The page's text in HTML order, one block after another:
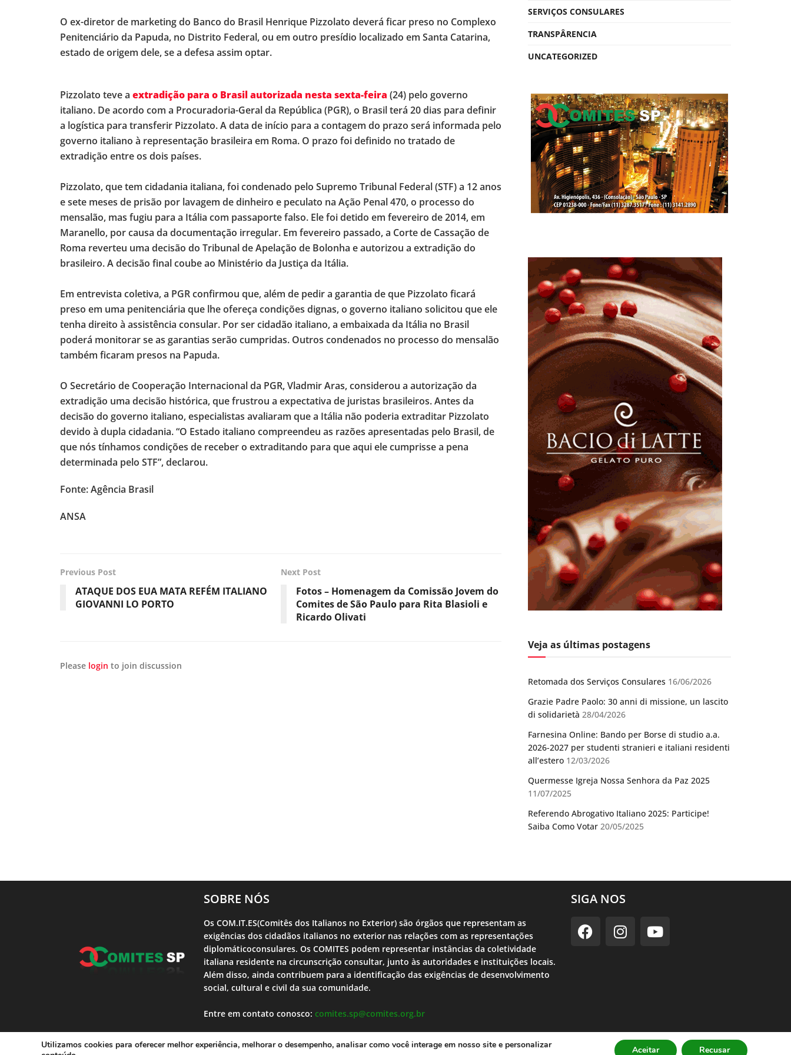
O ex-diretor de marketing do Banco do Brasil Henrique Pizzolato deverá ficar preso no Complexo
Penitenciário da Papuda, no Distrito Federal, ou em outro presídio localizado em Santa Catarina,
estado de origem dele, se a defesa assim optar.
Pizzolato teve a extradição para o Brasil autorizada nesta sexta-feira (24) pelo governo
italiano. De acordo com a Procuradoria-Geral da República (PGR), o Brasil terá 20 dias para definir
a logística para transferir Pizzolato. A data de início para a contagem do prazo será informada pelo
governo italiano à representação brasileira em Roma. O prazo foi definido no tratado de
extradição entre os dois países.
Pizzolato, que tem cidadania italiana, foi condenado pelo Supremo Tribunal Federal (STF) a 12 anos
e sete meses de prisão por lavagem de dinheiro e peculato na Ação Penal 470, o processo do
mensalão, mas fugiu para a Itália com passaporte falso. Ele foi detido em fevereiro de 2014, em
Maranello, por causa da documentação irregular. Em fevereiro passado, a Corte de Cassação de
Roma reverteu uma decisão do Tribunal de Apelação de Bolonha e autorizou a extradição do
brasileiro. A decisão final coube ao Ministério da Justiça da Itália.
Em entrevista coletiva, a PGR confirmou que, além de pedir a garantia de que Pizzolato ficará
preso em uma penitenciária que lhe ofereça condições dignas, o governo italiano solicitou que ele
tenha direito à assistência consular. Por ser cidadão italiano, a embaixada da Itália no Brasil
poderá monitorar se as garantias serão cumpridas. Outros condenados no processo do mensalão
também ficaram presos na Papuda.
O Secretário de Cooperação Internacional da PGR, Vladmir Aras, considerou a autorização da
extradição uma decisão histórica, que frustrou a expectativa de juristas brasileiros. Antes da
decisão do governo italiano, especialistas avaliaram que a Itália não poderia extraditar Pizzolato
devido à dupla cidadania. “O Estado italiano compreendeu as razões apresentadas pelo Brasil, de
que nós tínhamos condições de receber o extraditando para que aqui ele cumprisse a pena
determinada pelo STF”, declarou.
Fonte: Agência Brasil
ANSA
Previous Post
ATAQUE DOS EUA MATA REFÉM ITALIANO
GIOVANNI LO PORTO
Next Post
Fotos – Homenagem da Comissão Jovem do
Comites de São Paulo para Rita Blasioli e
Ricardo Olivati
Please login to join discussion
SERVIÇOS CONSULARES
TRANSPÂRENCIA
UNCATEGORIZED
Veja as últimas postagens
Retomada dos Serviços Consulares 16/06/2026
Grazie Padre Paolo: 30 anni di missione, un lascito
di solidarietà 28/04/2026
Farnesina Online: Bando per Borse di studio a.a.
2026-2027 per studenti stranieri e italiani residenti
all’estero 12/03/2026
Quermesse Igreja Nossa Senhora da Paz 2025
11/07/2025
Referendo Abrogativo Italiano 2025: Participe!
Saiba Como Votar 20/05/2025
SOBRE NÓS
Os COM.IT.ES(Comitês dos Italianos no Exterior) são órgãos que representam as
exigências dos cidadãos italianos no exterior nas relações com as representações
diplomáticoconsulares. Os COMITES podem representar instâncias da coletividade
italiana residente na circunscrição consultar, junto às autoridades e instituições locais.
Além disso, ainda contribuem para a identificação das exigências de desenvolvimento
social, cultural e civil da sua comunidade.
Entre em contato conosco: comites.sp@comites.org.br
SIGA NOS
Comites SP | 2023 |Desenvolvido por Theodorojr Política de Privacidade
Utilizamos cookies para oferecer melhor experiência, melhorar o desempenho, analisar como você interage em nosso site e personalizar
Aceitar Recusar